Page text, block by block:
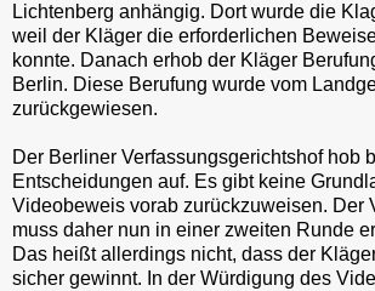
Lichtenberg anhängig. Dort wurde die
weil der Kläger die erforderlichen
konnte. Danach erhob der Kläger
Berlin. Diese Berufung wurde vom
zurückgewiesen.
Der Berliner Verfassungsgerichtshof hob
Entscheidungen auf. Es gibt keine
Videobeweis vorab zurückzuweisen. Der
muss daher nun in einer zweiten Runde
Das heißt allerdings nicht, dass der
sicher gewinnt. In der Würdigung des